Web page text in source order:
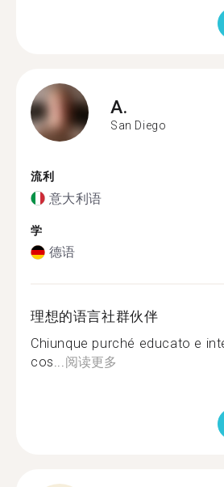
A.
San Diego
流利
意大利语
学
德语
理想的语言社群伙伴
Chiunque purché educato e
cos...阅读更多